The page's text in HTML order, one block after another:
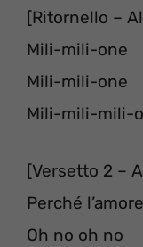
[Ritornello –
Mili-mili-one
Mili-mili-one
Mili-mili-mili-
[Versetto 2 –
Perché
Oh no oh no